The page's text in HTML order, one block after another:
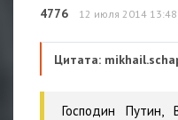
4776 12 июля 2014 13:48
Цитата:
Господин Путин,